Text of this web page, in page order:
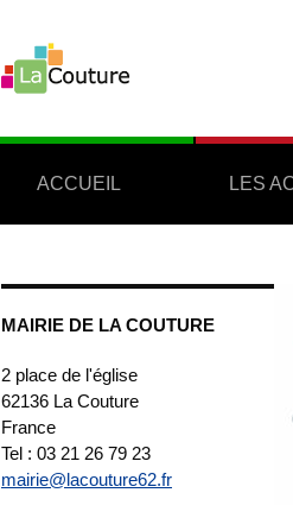
ACCUEIL LES
MAIRIE DE LA COUTURE
2 place de l'église
62136 La Couture
France
Tel : 03 21 26 79 23
mairie@lacouture62.fr